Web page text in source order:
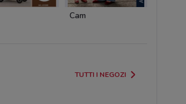
Cam
TUTTI I NEGOZI